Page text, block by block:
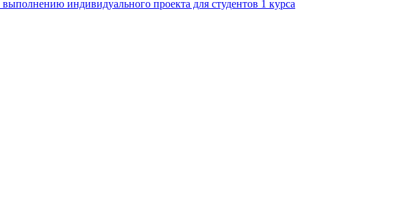
индивидуального проекта для студентов 1 курса